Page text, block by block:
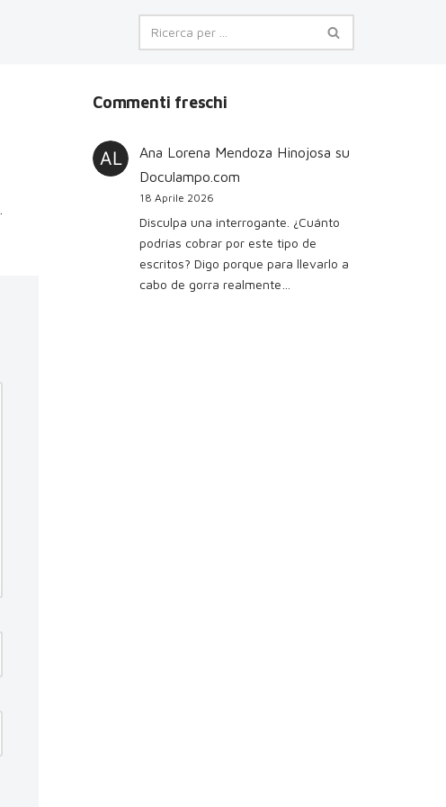
Commenti freschi
Ana Lorena Mendoza Hinojosa su
Doculampo.com
18 Aprile 2026
Disculpa una interrogante. ¿Cuánto
podrías cobrar por este tipo de
escritos? Digo porque para llevarlo a
cabo de gorra realmente…